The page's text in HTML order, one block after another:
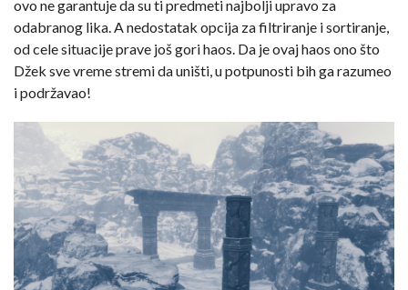
ovo ne garantuje da su ti predmeti najbolji upravo za
odabranog lika. A nedostatak opcija za filtriranje i sortiranje,
od cele situacije prave još gori haos. Da je ovaj haos ono što
Džek sve vreme stremi da uništi, u potpunosti bih ga razumeo
i podržavao!